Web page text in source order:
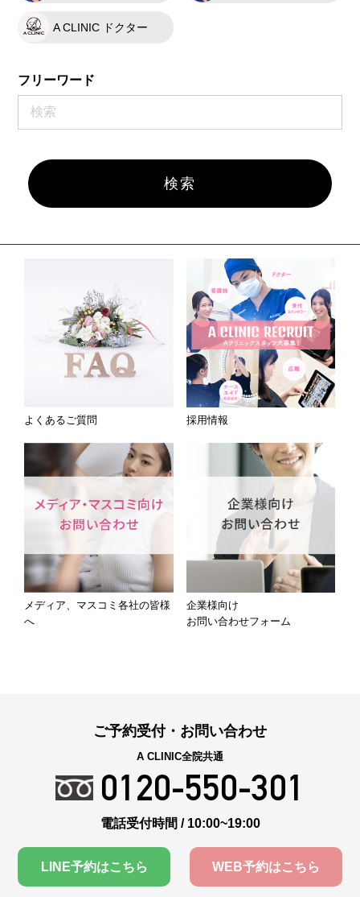
A CLINIC ドクター
フリーワード
よくあるご質問 採用情報
メディア、マスコミ各社の皆様
へ
企業様向け
お問い合わせフォーム
ご予約受付・お問い合わせ
A CLINIC全院共通
0120-550-301
電話受付時間 / 10:00~19:00
LINE予約はこちら WEB予約はこちら